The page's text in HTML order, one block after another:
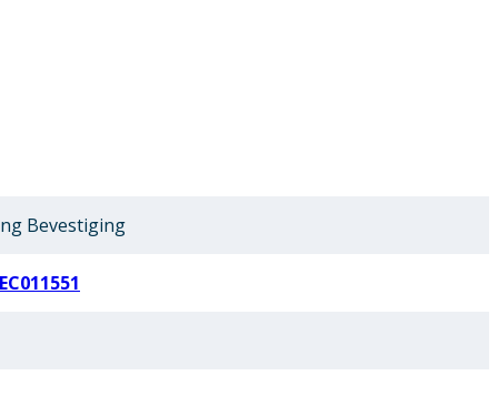
Bevestiging